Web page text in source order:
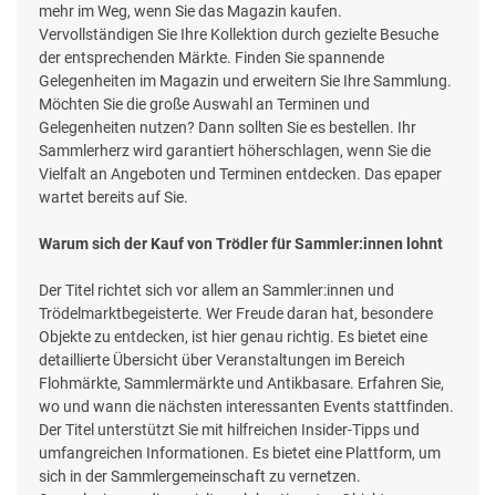
mehr im Weg, wenn Sie das Magazin kaufen.
Vervollständigen Sie Ihre Kollektion durch gezielte Besuche
der entsprechenden Märkte. Finden Sie spannende
Gelegenheiten im Magazin und erweitern Sie Ihre Sammlung.
Möchten Sie die große Auswahl an Terminen und
Gelegenheiten nutzen? Dann sollten Sie es bestellen. Ihr
Sammlerherz wird garantiert höherschlagen, wenn Sie die
Vielfalt an Angeboten und Terminen entdecken. Das epaper
wartet bereits auf Sie.
Warum sich der Kauf von Trödler für Sammler:innen lohnt
Der Titel richtet sich vor allem an Sammler:innen und
Trödelmarktbegeisterte. Wer Freude daran hat, besondere
Objekte zu entdecken, ist hier genau richtig. Es bietet eine
detaillierte Übersicht über Veranstaltungen im Bereich
Flohmärkte, Sammlermärkte und Antikbasare. Erfahren Sie,
wo und wann die nächsten interessanten Events stattfinden.
Der Titel unterstützt Sie mit hilfreichen Insider-Tipps und
umfangreichen Informationen. Es bietet eine Plattform, um
sich in der Sammlergemeinschaft zu vernetzen.